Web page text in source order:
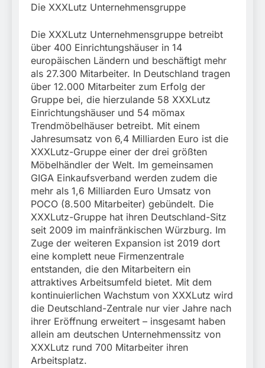
Die XXXLutz Unternehmensgruppe
Die XXXLutz Unternehmensgruppe betreibt
über 400 Einrichtungshäuser in 14
europäischen Ländern und beschäftigt mehr
als 27.300 Mitarbeiter. In Deutschland tragen
über 12.000 Mitarbeiter zum Erfolg der
Gruppe bei, die hierzulande 58 XXXLutz
Einrichtungshäuser und 54 mömax
Trendmöbelhäuser betreibt. Mit einem
Jahresumsatz von 6,4 Milliarden Euro ist die
XXXLutz-Gruppe einer der drei größten
Möbelhändler der Welt. Im gemeinsamen
GIGA Einkaufsverband werden zudem die
mehr als 1,6 Milliarden Euro Umsatz von
POCO (8.500 Mitarbeiter) gebündelt. Die
XXXLutz-Gruppe hat ihren Deutschland-Sitz
seit 2009 im mainfränkischen Würzburg. Im
Zuge der weiteren Expansion ist 2019 dort
eine komplett neue Firmenzentrale
entstanden, die den Mitarbeitern ein
attraktives Arbeitsumfeld bietet. Mit dem
kontinuierlichen Wachstum von XXXLutz wird
die Deutschland-Zentrale nur vier Jahre nach
ihrer Eröffnung erweitert – insgesamt haben
allein am deutschen Unternehmenssitz von
XXXLutz rund 700 Mitarbeiter ihren
Arbeitsplatz.